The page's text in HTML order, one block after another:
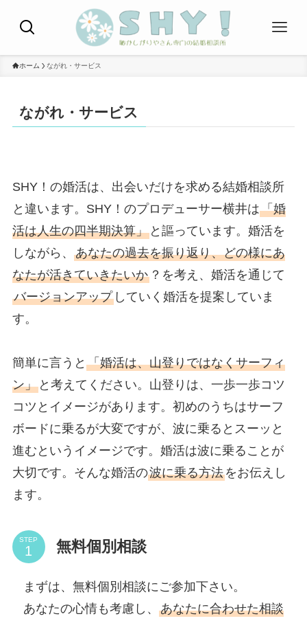
ホーム ながれ・サービス
ながれ・サービス
SHY！の婚活は、出会いだけを求める結婚相談所
と違います。SHY！のプロデューサー横井は「婚
活は人生の四半期決算」と謳っています。婚活を
しながら、 あなたの過去を振り返り、どの様にあ
なたが活きていきたいか？を考え、婚活を通じて
バージョンアップしていく婚活を提案していま
す。
簡単に言うと 「婚活は、山登りではなくサーフィ
ン」と考えてください。山登りは、一歩一歩コツ
コツとイメージがあります。初めのうちはサーフ
ボードに乗るが大変ですが、波に乗るとスーッと
進むというイメージです。婚活は波に乗ることが
大切です。そんな婚活の波に乗る方法をお伝えし
ます。
STEP 無料個別相談
まずは、無料個別相談にご参加下さい。
あなたの心情も考慮し、 あなたに合わせた相談